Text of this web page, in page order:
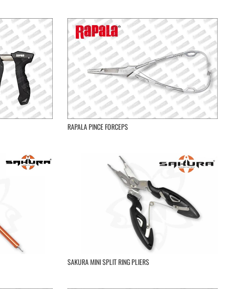
RAPALA PINCE FORCEPS
SAKURA MINI SPLIT RING PLIERS